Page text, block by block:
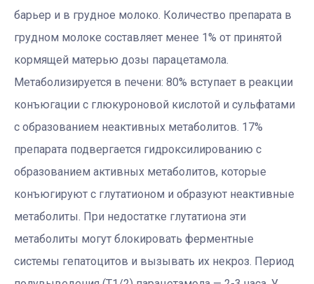
барьер и в грудное молоко. Количество препарата в
грудном молоке составляет менее 1% от принятой
кормящей матерью дозы парацетамола.
Метаболизируется в печени: 80% вступает в реакции
конъюгации с глюкуроновой кислотой и сульфатами
с образованием неактивных метаболитов. 17%
препарата подвергается гидроксилированию с
образованием активных метаболитов, которые
конъюгируют с глутатионом и образуют неактивные
метаболиты. При недостатке глутатиона эти
метаболиты могут блокировать ферментные
системы гепатоцитов и вызывать их некроз. Период